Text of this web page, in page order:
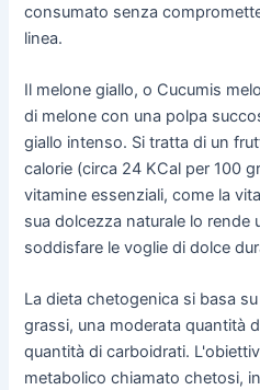
consumato senza
linea.
Il melone giallo, o Cucumis
di melone con una polpa
giallo intenso. Si tratta di un
calorie (circa 24 KCal per 100
vitamine essenziali, come la
sua dolcezza naturale lo rende
soddisfare le voglie di dolce
La dieta chetogenica si basa
grassi, una moderata quantità
quantità di carboidrati.
metabolico chiamato chetosi,